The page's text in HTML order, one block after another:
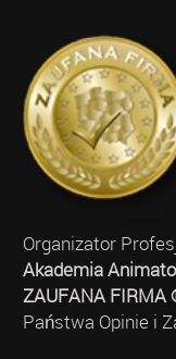
Organizator
Akademia
ZAUFANA FIRMA
Państwa Opinie i